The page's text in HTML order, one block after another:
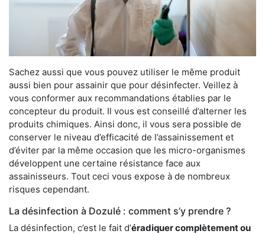
Sachez aussi que vous pouvez utiliser le même produit
aussi bien pour assainir que pour désinfecter. Veillez à
vous conformer aux recommandations établies par le
concepteur du produit. Il vous est conseillé d’alterner les
produits chimiques. Ainsi donc, il vous sera possible de
conserver le niveau d’efficacité de l’assainissement et
d’éviter par la même occasion que les micro-organismes
développent une certaine résistance face aux
assainisseurs. Tout ceci vous expose à de nombreux
risques cependant.
La désinfection à Dozulé : comment s’y prendre ?
La désinfection, c’est le fait d’éradiquer complètement ou